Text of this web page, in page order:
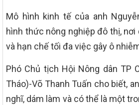
Mô hình kinh tế của anh
hình thức nông nghiệp đô thị,
và hạn chế tối đa việc gây ô
Phó Chủ tịch Hội Nông dân TP
Tháo)-Võ Thanh Tuấn cho biết,
nghĩ, dám làm và có thể là một